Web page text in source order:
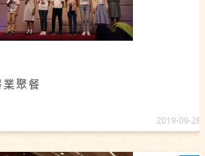
聚餐
2019-09-28